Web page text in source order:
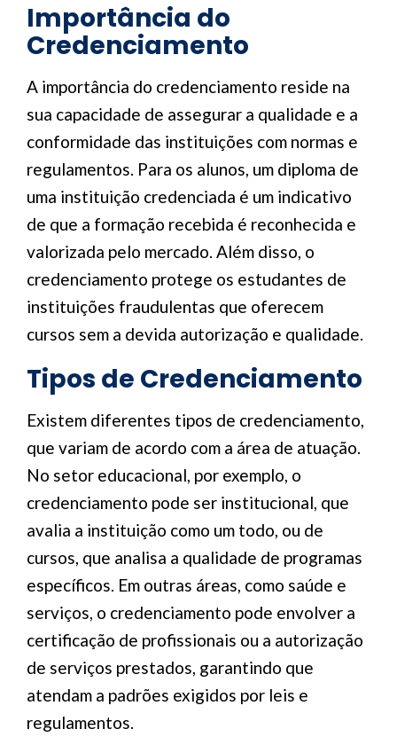
Importância do
Credenciamento
A importância do credenciamento reside na
sua capacidade de assegurar a qualidade e a
conformidade das instituições com normas e
regulamentos. Para os alunos, um diploma de
uma instituição credenciada é um indicativo
de que a formação recebida é reconhecida e
valorizada pelo mercado. Além disso, o
credenciamento protege os estudantes de
instituições fraudulentas que oferecem
cursos sem a devida autorização e qualidade.
Tipos de Credenciamento
Existem diferentes tipos de credenciamento,
que variam de acordo com a área de atuação.
No setor educacional, por exemplo, o
credenciamento pode ser institucional, que
avalia a instituição como um todo, ou de
cursos, que analisa a qualidade de programas
específicos. Em outras áreas, como saúde e
serviços, o credenciamento pode envolver a
certificação de profissionais ou a autorização
de serviços prestados, garantindo que
atendam a padrões exigidos por leis e
regulamentos.